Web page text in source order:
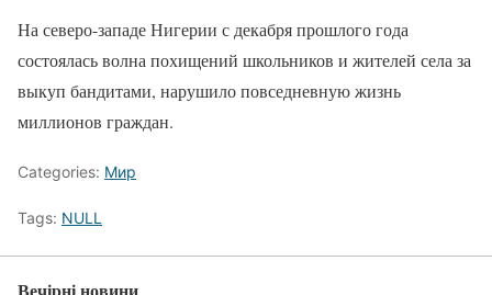
На северо-западе Нигерии с декабря прошлого года
состоялась волна похищений школьников и жителей села за
выкуп бандитами, нарушило повседневную жизнь
миллионов граждан.
Categories: Мир
Tags: NULL